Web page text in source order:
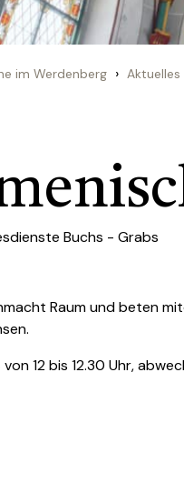
im Werdenberg › Aktuelles
Buchs - Grabs
Raum und beten
12 bis 12.30 Uhr,